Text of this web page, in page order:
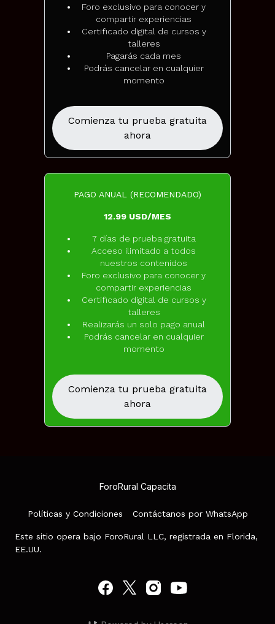
Foro exclusivo para conocer y
compartir experiencias
Certificado digital de cursos y
talleres
Pagarás cada mes
Podrás cancelar en cualquier
momento
Comienza tu prueba gratuita
ahora
PAGO ANUAL (RECOMENDADO)
12.99 USD/MES
7 días de prueba gratuita
Acceso ilimitado a todos
nuestros contenidos
Foro exclusivo para conocer y
compartir experiencias
Certificado digital de cursos y
talleres
Realizarás un solo pago anual
Podrás cancelar en cualquier
momento
Comienza tu prueba gratuita
ahora
ForoRural Capacita
Políticas y Condiciones Contáctanos por WhatsApp
Este sitio opera bajo ForoRural LLC, registrada en Florida,
EE.UU.